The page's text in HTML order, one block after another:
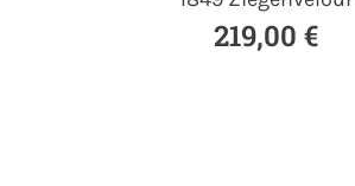
219,00 €